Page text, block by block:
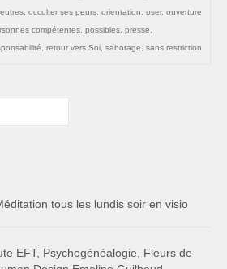
sophrologie « offerte »
tous les lundis soir en visio
par la psyché »
tous les lundis soir en visio
occulter ses peurs orientation oser, ouverture
compétentes possibles presse
retour vers Soi sabotage sans restriction
tous les lundis soir en visio
EFT, Psychogénéalogie, Fleurs de